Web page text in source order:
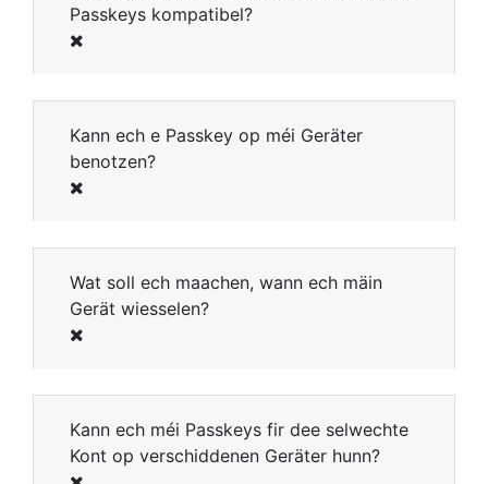
Passkeys kompatibel?
Kann ech e Passkey op méi Geräter
benotzen?
Wat soll ech maachen, wann ech mäin
Gerät wiesselen?
Kann ech méi Passkeys fir dee selwechte
Kont op verschiddenen Geräter hunn?